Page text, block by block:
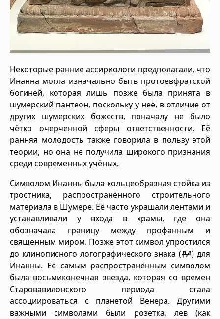
Некоторые ранние ассириологи предполагали, что
Инанна могла изначально быть протоевфратской
богиней, которая лишь позже была принята в
шумерский пантеон, поскольку у неё, в отличие от
других шумерских божеств, поначалу не было
чётко очерченной сферы ответственности. Её
ранняя молодость также говорила в пользу этой
теории, но она не получила широкого признания
среди современных учёных.
Символом Инанны была кольцеобразная стойка из
тростника, распространённого строительного
материала в Шумере. Её часто украшали лентами и
устанавливали у входа в храмы, где она
обозначала границу между профанным и
священным миром. Позже этот символ упростился
до клинописного логографического знака (𒈹) для
Инанны. Её самым распространённым символом
была восьмиконечная звезда, которая со времен
Старовавилонского периода стала
ассоциироваться с планетой Венера. Другими
важными символами были розетка, лев (как